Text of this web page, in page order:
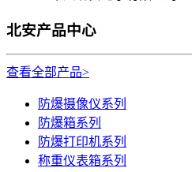
北安产品中心
查看全部产品>
防爆摄像仪系列
防爆箱系列
防爆打印机系列
称重仪表箱系列